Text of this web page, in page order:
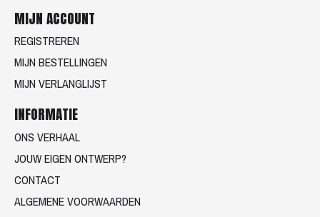
MIJN ACCOUNT
REGISTREREN
MIJN BESTELLINGEN
MIJN VERLANGLIJST
INFORMATIE
ONS VERHAAL
JOUW EIGEN ONTWERP?
CONTACT
ALGEMENE VOORWAARDEN